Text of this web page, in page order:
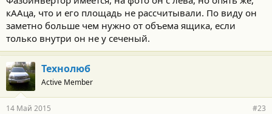
кААца, что и его площадь не рассчитывали. По виду он
заметно больше чем нужно от объема ящика, если
только внутри он не у сеченый.
Технолюб
Active Member
14 Май 2015 #23